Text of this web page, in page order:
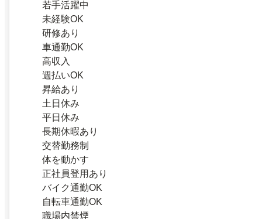
若手活躍中
未経験OK
研修あり
車通勤OK
高収入
週払いOK
昇給あり
土日休み
平日休み
長期休暇あり
交替勤務制
体を動かす
正社員登用あり
バイク通勤OK
自転車通勤OK
職場内禁煙